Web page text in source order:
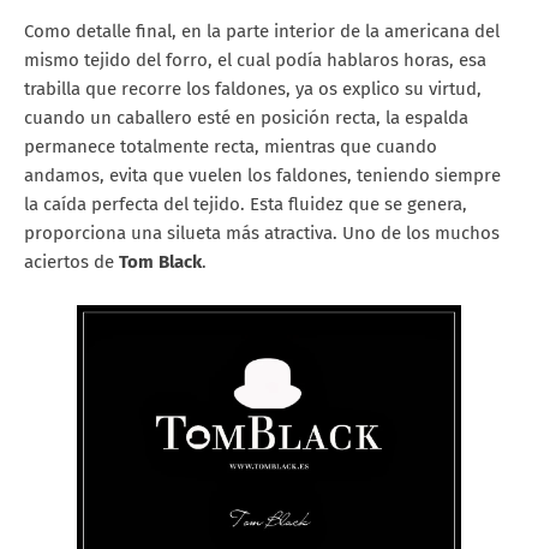
Como detalle final, en la parte interior de la americana del
mismo tejido del forro, el cual podía hablaros horas, esa
trabilla que recorre los faldones, ya os explico su virtud,
cuando un caballero esté en posición recta, la espalda
permanece totalmente recta, mientras que cuando
andamos, evita que vuelen los faldones, teniendo siempre
la caída perfecta del tejido. Esta fluidez que se genera,
proporciona una silueta más atractiva. Uno de los muchos
aciertos de Tom Black.